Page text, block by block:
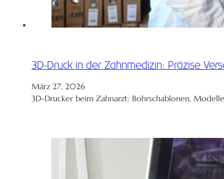
3D-Druck in der Zahnmedizin: Präzise
März 27, 2026
3D-Drucker beim Zahnarzt: Bohrschablonen,